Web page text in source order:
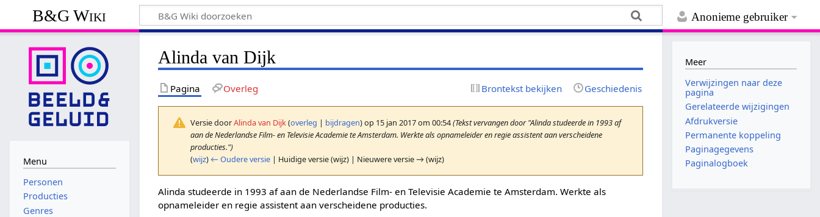
Anonieme gebruiker
B&G Wiki
Alinda van Dijk
Pagina Overleg Brontekst bekijken Geschiedenis
Versie doorAlinda van Dijk(overleg | bijdragen)op 15 jan 2017 om 00:54(Tekst vervangen door "Alinda studeerde in 1993 af
aan de Nederlandse Film- en Televisie Academie te Amsterdam. Werkte als opnameleider en regie assistent aan verscheidene
producties.")
(wijz) ← Oudere versie | Huidige versie (wijz) | Nieuwere versie → (wijz)
Alinda studeerde in 1993 af aan de Nederlandse Film- en Televisie Academie te Amsterdam. Werkte als
opnameleider en regie assistent aan verscheidene producties.
Menu
Personen
Producties
Genres
Meer
Verwijzingen naar deze
pagina
Gerelateerde wijzigingen
Afdrukversie
Permanente koppeling
Paginagegevens
Paginalogboek